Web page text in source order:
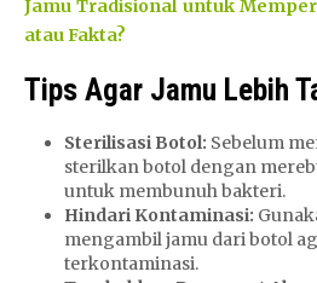
Jamu Tradisional untuk
atau Fakta?
Tips Agar Jamu Lebih
Sterilisasi Botol: Sebelum
sterilkan botol dengan
untuk membunuh bakteri.
Hindari Kontaminasi:
mengambil jamu dari botol
terkontaminasi.